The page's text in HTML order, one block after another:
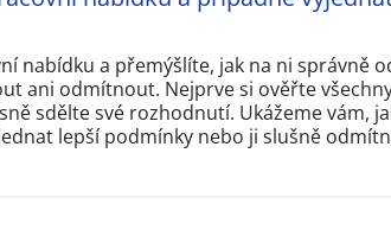
nabídku a přemýšlíte, jak na ni správně
ani odmítnout. Nejprve si ověřte
sdělte své rozhodnutí. Ukážeme vám,
lepší podmínky nebo ji slušně